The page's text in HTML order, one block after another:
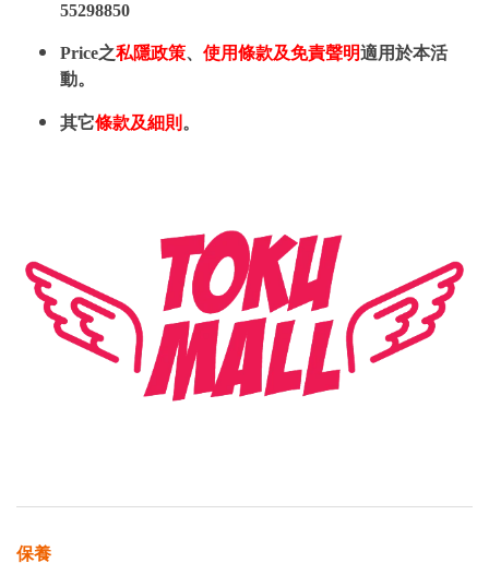
55298850
Price之私隱政策、 使用條款及免責聲明適用於本活
動。
其它條款及細則 。
保養